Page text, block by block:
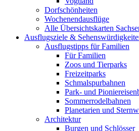
Dorfschönheiten
Wochenendausflüge
Alle Übersichtskarten
Ausflugsziele &
Ausflugstipps für Familien
Für Familien
Zoos und Tierparks
Freizeitparks
Schmalspurbahnen
Park- und
Sommerrodelbahnen
Planetarien und
Architektur
Burgen und Schlösser